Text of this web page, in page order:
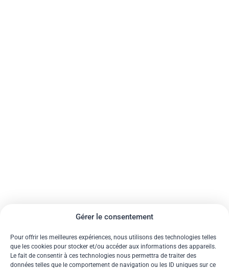
Gérer le consentement
Pour offrir les meilleures expériences, nous utilisons des technologies telles
que les cookies pour stocker et/ou accéder aux informations des appareils.
Le fait de consentir à ces technologies nous permettra de traiter des
données telles que le comportement de navigation ou les ID uniques sur ce